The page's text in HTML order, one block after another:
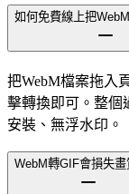
如何免費線上把
把WebM檔案拖入
擊轉換即可。整個
安裝、無浮水印。
WebM轉GIF會損失畫